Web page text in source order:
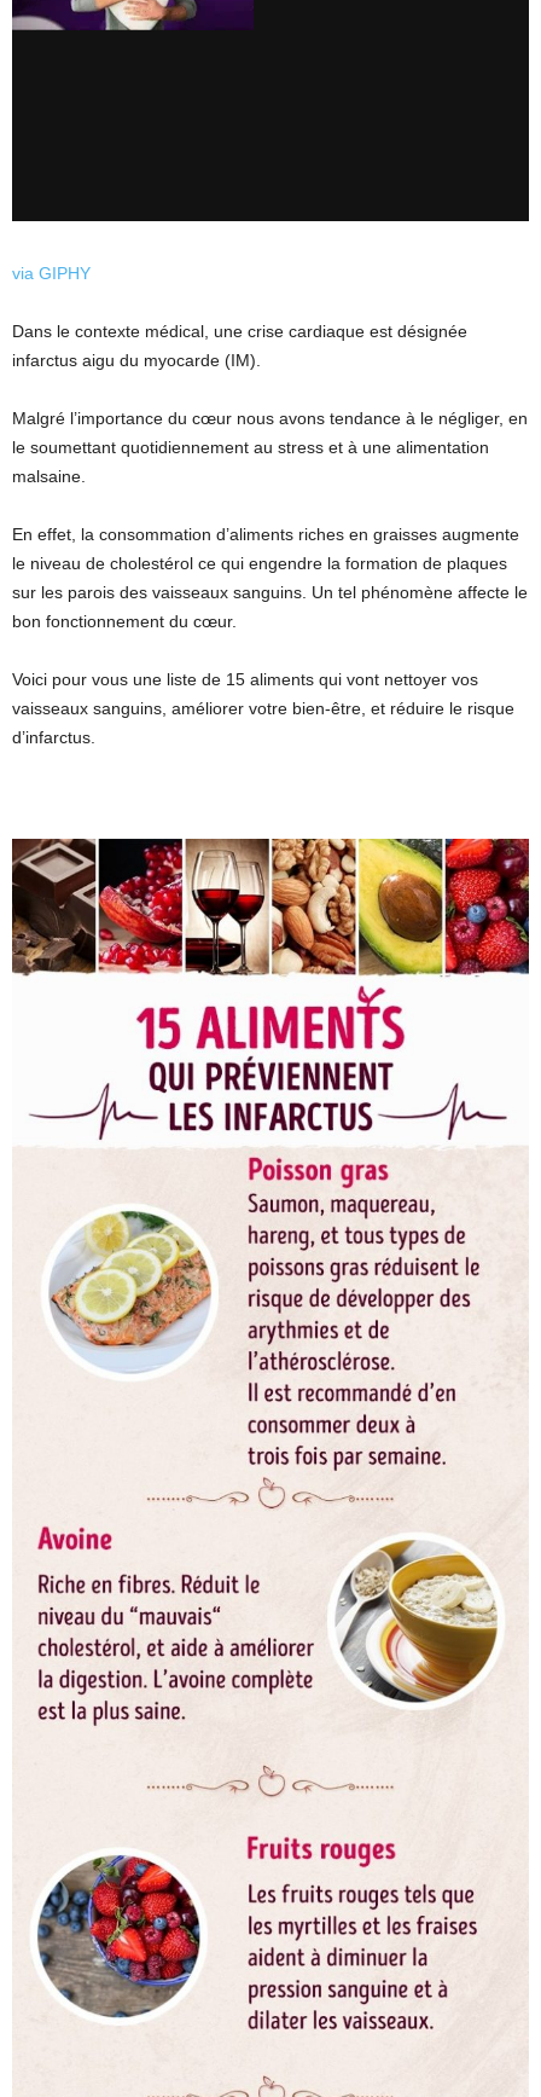
via GIPHY
Dans le contexte médical, une crise cardiaque est désignée
infarctus aigu du myocarde (IM).
Malgré l’importance du cœur nous avons tendance à le négliger, en
le soumettant quotidiennement au stress et à une alimentation
malsaine.
En effet, la consommation d’aliments riches en graisses augmente
le niveau de cholestérol ce qui engendre la formation de plaques
sur les parois des vaisseaux sanguins. Un tel phénomène affecte le
bon fonctionnement du cœur.
Voici pour vous une liste de 15 aliments qui vont nettoyer vos
vaisseaux sanguins, améliorer votre bien-être, et réduire le risque
d’infarctus.